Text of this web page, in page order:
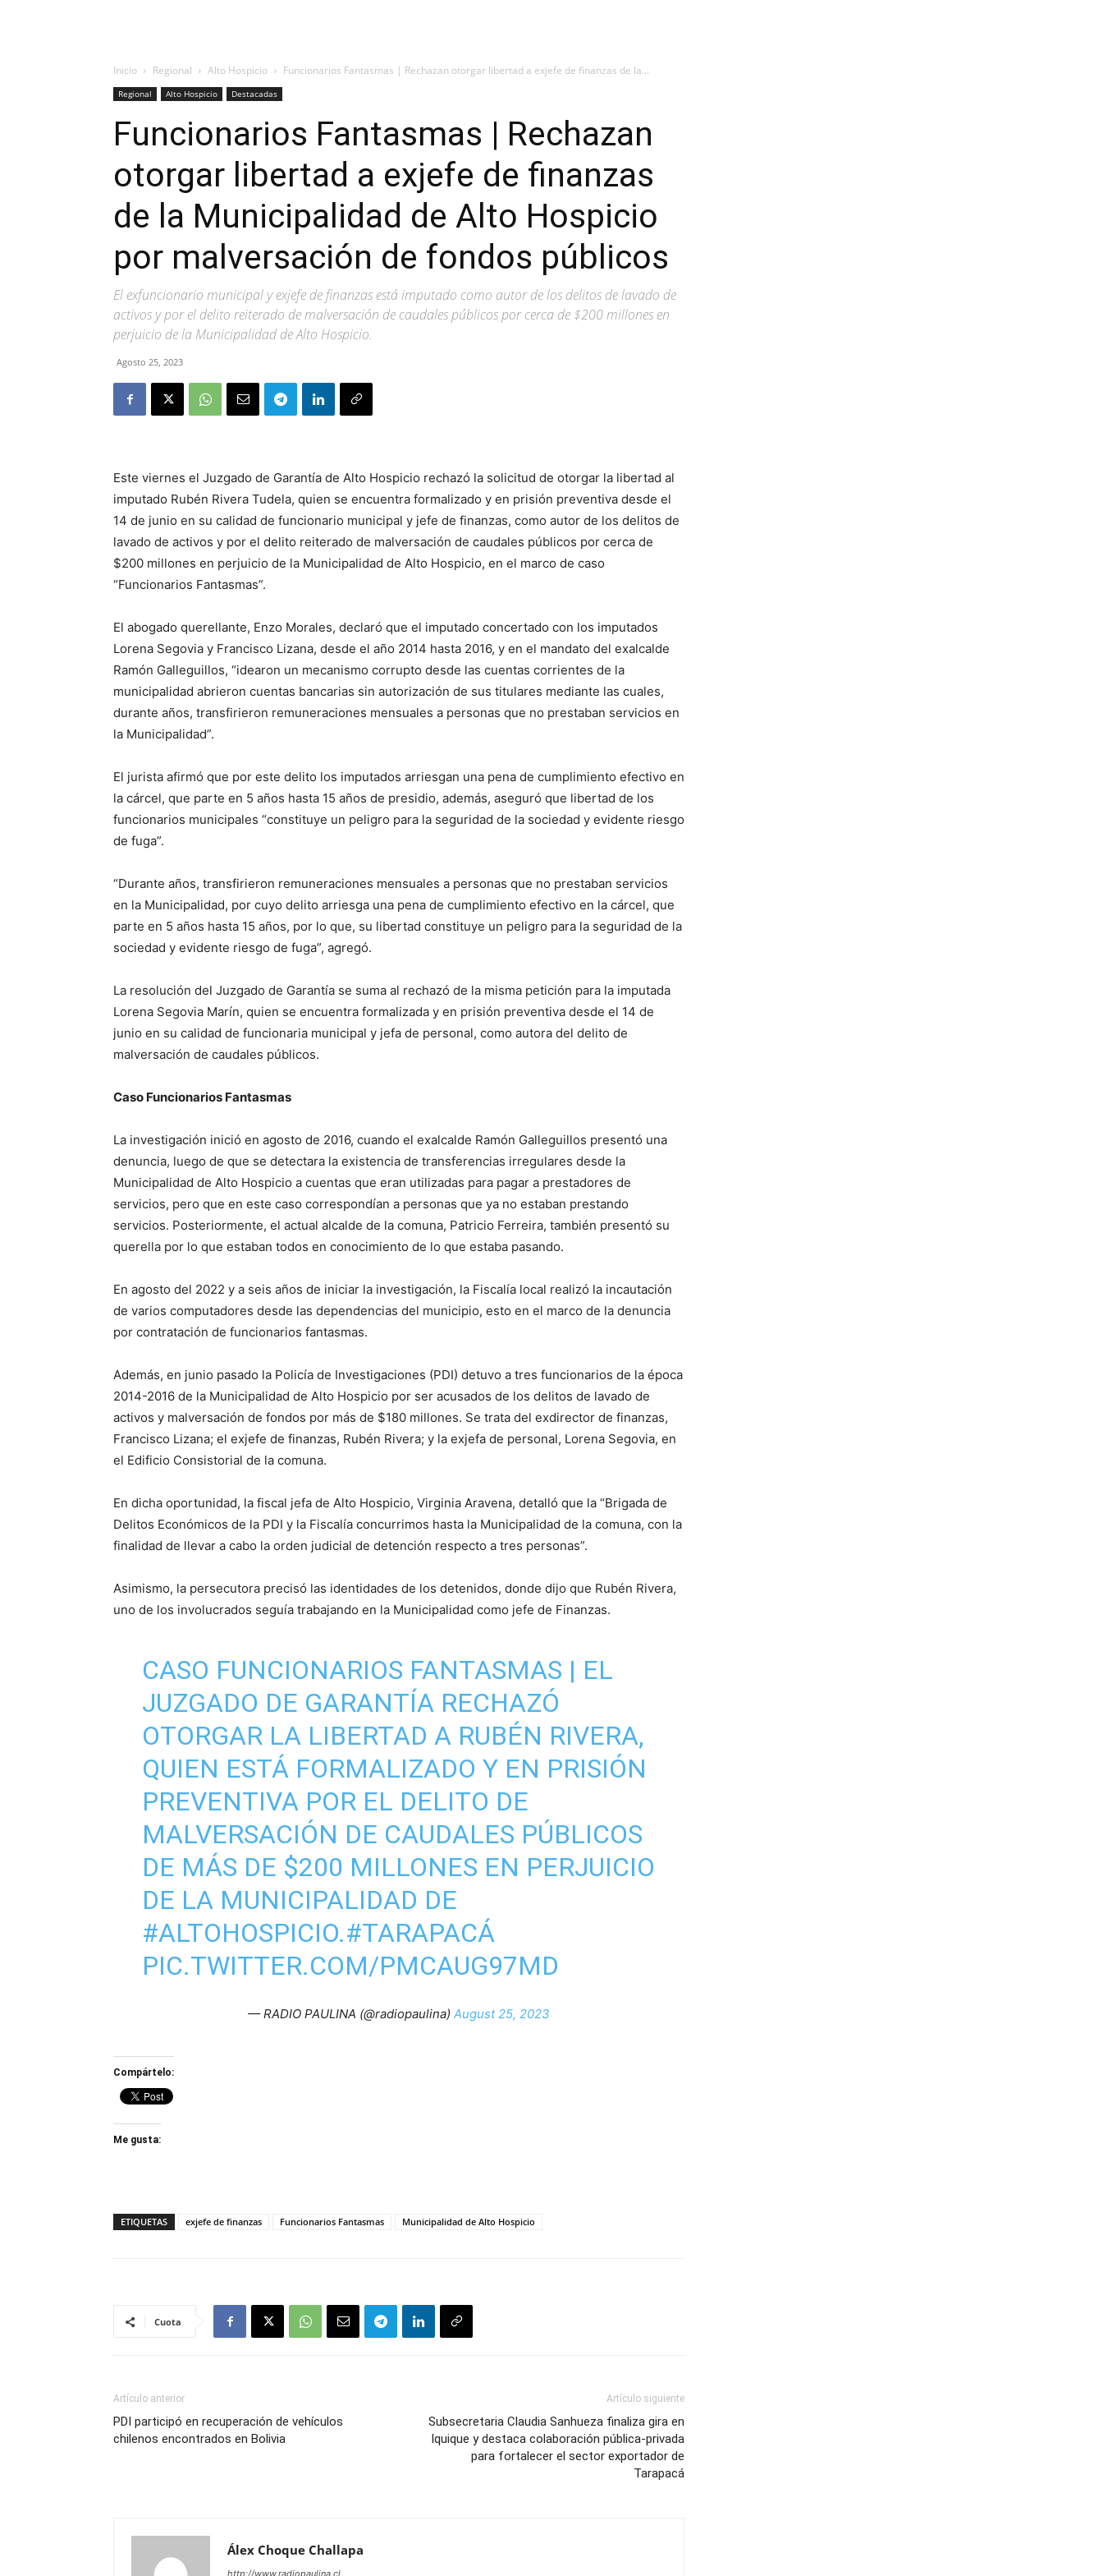
Inicio Regional Alto Hospicio Funcionarios Fantasmas | Rechazan otorgar libertad a exjefe de finanzas de la...
Regional Alto Hospicio Destacadas
Funcionarios Fantasmas | Rechazan
otorgar libertad a exjefe de finanzas
de la Municipalidad de Alto Hospicio
por malversación de fondos públicos
El exfuncionario municipal y exjefe de finanzas está imputado como autor de los delitos de lavado de
activos y por el delito reiterado de malversación de caudales públicos por cerca de $200 millones en
perjuicio de la Municipalidad de Alto Hospicio.
Agosto 25, 2023
Este viernes el Juzgado de Garantía de Alto Hospicio rechazó la solicitud de otorgar la libertad al
imputado Rubén Rivera Tudela, quien se encuentra formalizado y en prisión preventiva desde el
14 de junio en su calidad de funcionario municipal y jefe de finanzas, como autor de los delitos de
lavado de activos y por el delito reiterado de malversación de caudales públicos por cerca de
$200 millones en perjuicio de la Municipalidad de Alto Hospicio, en el marco de caso
“Funcionarios Fantasmas”.
El abogado querellante, Enzo Morales, declaró que el imputado concertado con los imputados
Lorena Segovia y Francisco Lizana, desde el año 2014 hasta 2016, y en el mandato del exalcalde
Ramón Galleguillos, “idearon un mecanismo corrupto desde las cuentas corrientes de la
municipalidad abrieron cuentas bancarias sin autorización de sus titulares mediante las cuales,
durante años, transfirieron remuneraciones mensuales a personas que no prestaban servicios en
la Municipalidad”.
El jurista afirmó que por este delito los imputados arriesgan una pena de cumplimiento efectivo en
la cárcel, que parte en 5 años hasta 15 años de presidio, además, aseguró que libertad de los
funcionarios municipales “constituye un peligro para la seguridad de la sociedad y evidente riesgo
de fuga”.
“Durante años, transfirieron remuneraciones mensuales a personas que no prestaban servicios
en la Municipalidad, por cuyo delito arriesga una pena de cumplimiento efectivo en la cárcel, que
parte en 5 años hasta 15 años, por lo que, su libertad constituye un peligro para la seguridad de la
sociedad y evidente riesgo de fuga”, agregó.
La resolución del Juzgado de Garantía se suma al rechazó de la misma petición para la imputada
Lorena Segovia Marín, quien se encuentra formalizada y en prisión preventiva desde el 14 de
junio en su calidad de funcionaria municipal y jefa de personal, como autora del delito de
malversación de caudales públicos.
Caso Funcionarios Fantasmas
La investigación inició en agosto de 2016, cuando el exalcalde Ramón Galleguillos presentó una
denuncia, luego de que se detectara la existencia de transferencias irregulares desde la
Municipalidad de Alto Hospicio a cuentas que eran utilizadas para pagar a prestadores de
servicios, pero que en este caso correspondían a personas que ya no estaban prestando
servicios. Posteriormente, el actual alcalde de la comuna, Patricio Ferreira, también presentó su
querella por lo que estaban todos en conocimiento de lo que estaba pasando.
En agosto del 2022 y a seis años de iniciar la investigación, la Fiscalía local realizó la incautación
de varios computadores desde las dependencias del municipio, esto en el marco de la denuncia
por contratación de funcionarios fantasmas.
Además, en junio pasado la Policía de Investigaciones (PDI) detuvo a tres funcionarios de la época
2014-2016 de la Municipalidad de Alto Hospicio por ser acusados de los delitos de lavado de
activos y malversación de fondos por más de $180 millones. Se trata del exdirector de finanzas,
Francisco Lizana; el exjefe de finanzas, Rubén Rivera; y la exjefa de personal, Lorena Segovia, en
el Edificio Consistorial de la comuna.
En dicha oportunidad, la fiscal jefa de Alto Hospicio, Virginia Aravena, detalló que la “Brigada de
Delitos Económicos de la PDI y la Fiscalía concurrimos hasta la Municipalidad de la comuna, con la
finalidad de llevar a cabo la orden judicial de detención respecto a tres personas”.
Asimismo, la persecutora precisó las identidades de los detenidos, donde dijo que Rubén Rivera,
uno de los involucrados seguía trabajando en la Municipalidad como jefe de Finanzas.
CASO FUNCIONARIOS FANTASMAS | EL
JUZGADO DE GARANTÍA RECHAZÓ
OTORGAR LA LIBERTAD A RUBÉN RIVERA,
QUIEN ESTÁ FORMALIZADO Y EN PRISIÓN
PREVENTIVA POR EL DELITO DE
MALVERSACIÓN DE CAUDALES PÚBLICOS
DE MÁS DE $200 MILLONES EN PERJUICIO
DE LA MUNICIPALIDAD DE
#ALTOHOSPICIO.#TARAPACÁ
PIC.TWITTER.COM/PMCAUG97MD
— RADIO PAULINA (@radiopaulina) August 25, 2023
Compártelo:
Me gusta:
ETIQUETAS exjefe de finanzas Funcionarios Fantasmas Municipalidad de Alto Hospicio
Cuota
Artículo anterior
PDI participó en recuperación de vehículos
chilenos encontrados en Bolivia
Artículo siguiente
Subsecretaria Claudia Sanhueza finaliza gira en
Iquique y destaca colaboración pública-privada
para fortalecer el sector exportador de
Tarapacá
Álex Choque Challapa
http://www.radiopaulina.cl